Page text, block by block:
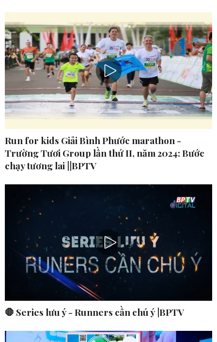
Run for kids Giải Bình Phước marathon -
Trường Tươi Group lần thứ II, năm 2024: Bước
chạy tương lai ||BPTV
🛑 Series lưu ý - Runners cần chú ý |BPTV